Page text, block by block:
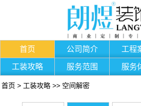
首页 公司简介 工程
工装攻略 服务范围 服务
首页 > 工装攻略 >> 空间解密